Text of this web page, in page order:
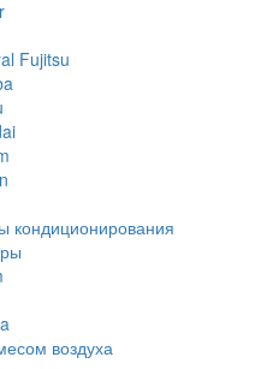
Fujitsu
кондиционирования
воздуха